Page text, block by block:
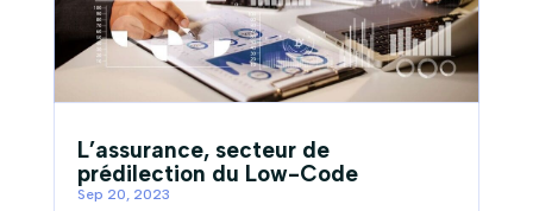
L’assurance, secteur de
prédilection du Low-Code
Sep 20, 2023